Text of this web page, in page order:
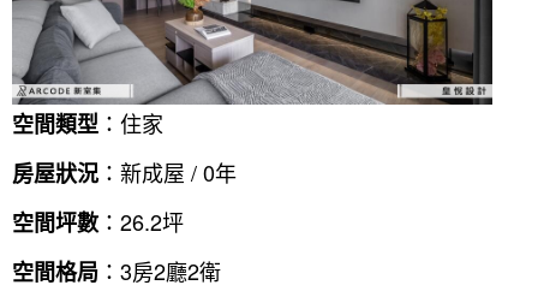
空間類型 ：住家
房屋狀況 ：新成屋 / 0年
空間坪數 ：26.2坪
空間格局 ：3房2廳2衛
其他
31~50坪
51坪以上
簡約
休閒
北歐
古典
鄉村
工業
150萬以內
151萬~250萬
251萬以上
桃園 新竹 竹北
台中
台南 高雄
虛擬線上裝潢
房屋仲介方案
室內設計師方案
傢俱建材商方案
一般屋主方案
裝潢輕鬆點
2房2聽 - 基本版
2房2廳 - 精裝版
3房2聽 - 基本版
3房2廳 - 精裝版
居家風水
老屋翻新
主題精選
設計知識+
國外案例
設計私房話
北部
台北市
新北市
桃園市
新竹市
基隆市
徵設計師